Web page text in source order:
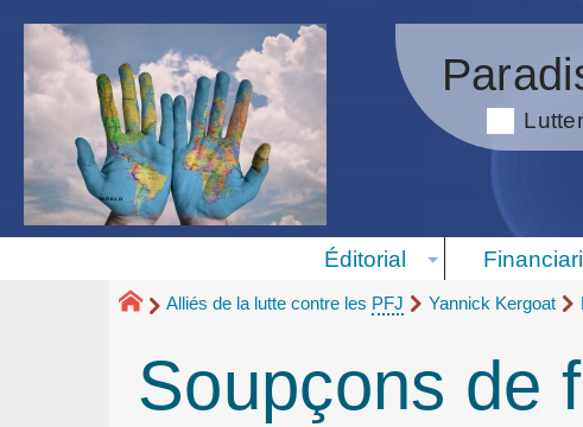
Éditorial
Alliés de la lutte contre les PFJ Yannick Kergoat
Soupçons de